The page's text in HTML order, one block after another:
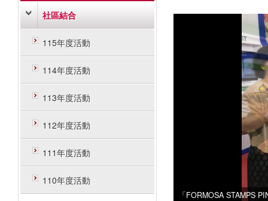
社區結合
115年度活動
114年度活動
113年度活動
112年度活動
111年度活動
110年度活動
「FORMOSA STAMPS
「FORMOSA STAMPS